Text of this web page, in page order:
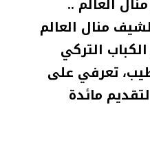
منال العالم
التركي
تعرفي على
مائدة